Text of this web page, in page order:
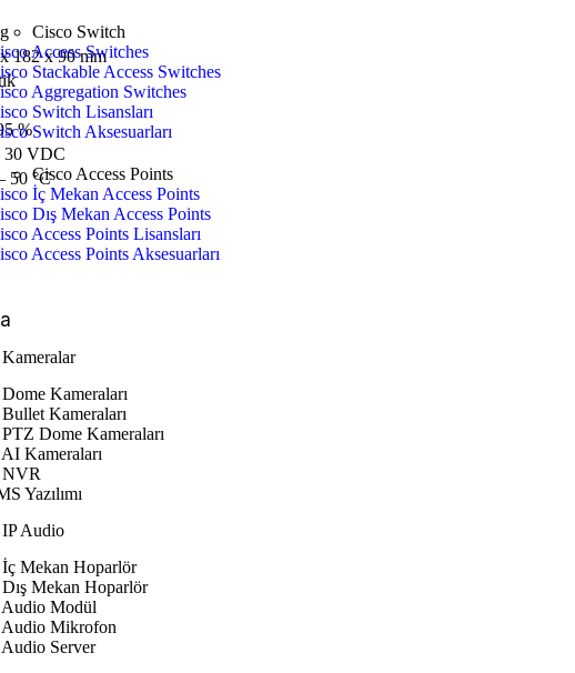
Cisco Switch
Access Switches
Stackable Access Switches
Aggregation Switches
Switch Lisansları
Switch Aksesuarları
Cisco Access Points
İç Mekan Access Points
Dış Mekan Access Points
Access Points Lisansları
Access Points Aksesuarları
Kameraları
Kameraları
Dome Kameraları
Kameraları
NVR
Yazılımı
Audio
Mekan Hoparlör
Mekan Hoparlör
Modül
Mikrofon
Server
182 x 90 mm
%
30 VDC
50 °C